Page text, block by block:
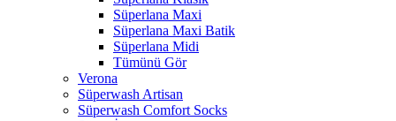
Süperlana Maxi
Süperlana Maxi Batik
Süperlana Midi
Tümünü Gör
Verona
Süperwash Artisan
Süperwash Comfort Socks